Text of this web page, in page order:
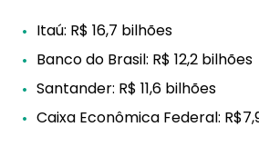
Itaú: R$ 16,7 bilhões
Banco do Brasil: R$ 12,2 bilhões
Santander: R$ 11,6 bilhões
Caixa Econômica Federal: